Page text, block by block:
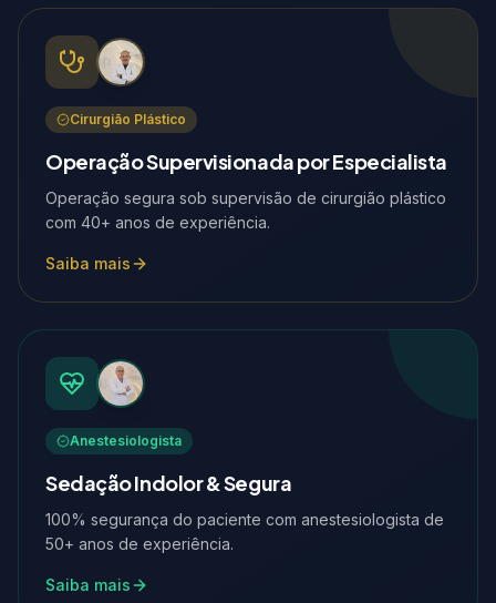
Cirurgião Plástico
Operação Supervisionada por Especialista
Operação segura sob supervisão de cirurgião plástico
com 40+ anos de experiência.
Saiba mais
Anestesiologista
Sedação Indolor & Segura
100% segurança do paciente com anestesiologista de
50+ anos de experiência.
Saiba mais